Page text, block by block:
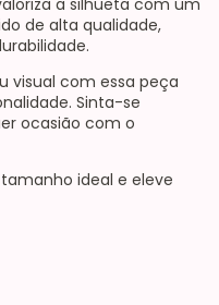
a silhueta com um
de alta qualidade,
visual com essa peça
Sinta-se
ocasião com o
ideal e eleve